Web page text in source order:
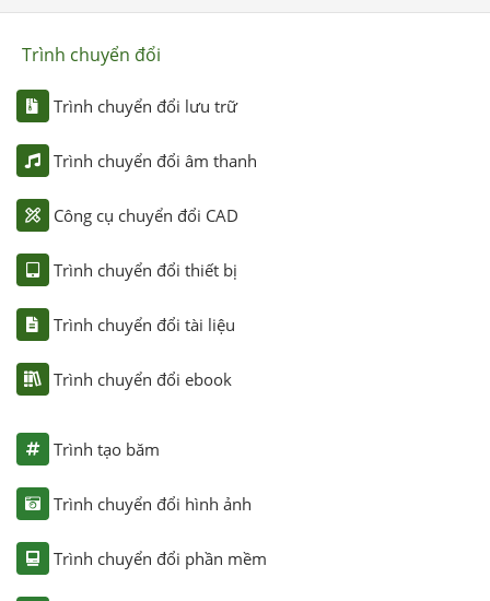
Trình chuyển đổi
Trình chuyển đổi lưu trữ
Trình chuyển đổi âm thanh
Công cụ chuyển đổi CAD
Trình chuyển đổi thiết bị
Trình chuyển đổi tài liệu
Trình chuyển đổi ebook
Trình tạo băm
Trình chuyển đổi hình ảnh
Trình chuyển đổi phần mềm